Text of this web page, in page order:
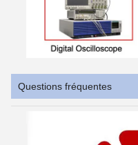
Questions fréquentes